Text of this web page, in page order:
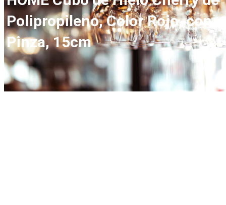
Polipropileno, Color Rojo, con
Pinza, 15cm